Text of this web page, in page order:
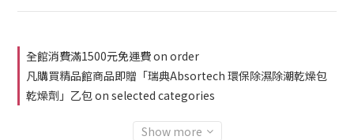
全館消費滿1500元免運費 on order
凡購買精品館商品即贈「瑞典Absortech 環保除濕除潮乾燥包
乾燥劑」乙包 on selected categories
Show more